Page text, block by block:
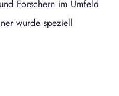
Forschern im Umfeld
wurde speziell